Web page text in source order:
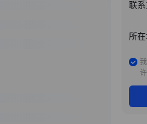
联
所